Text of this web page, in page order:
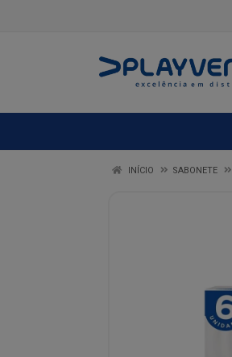
INÍCIO SABONETE